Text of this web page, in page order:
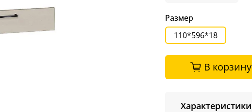
Размер
110*596*18
В корзину
Характеристики